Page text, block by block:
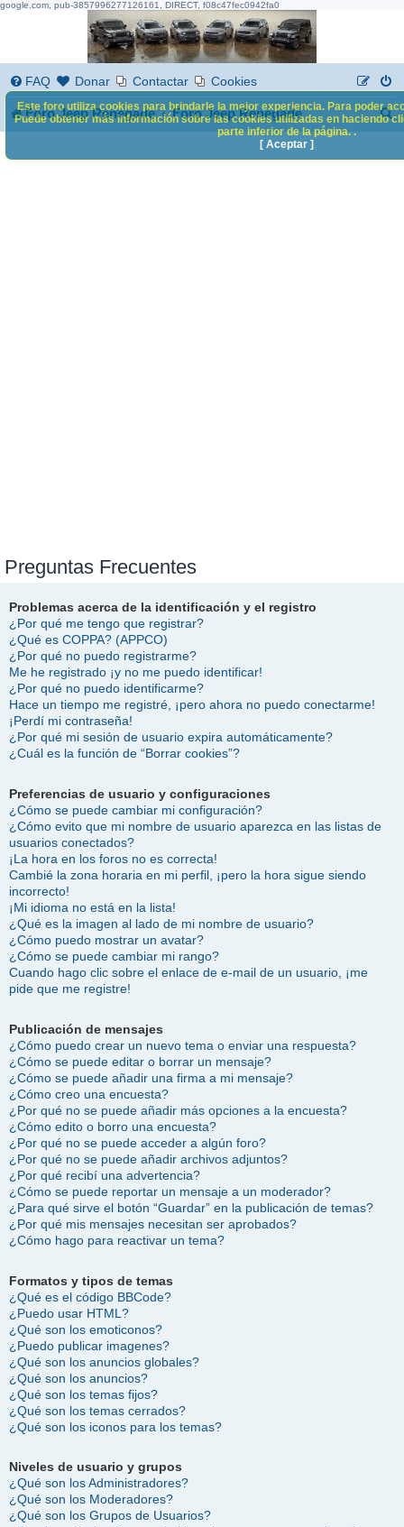
google.com, pub-3857996277126161, DIRECT, f08c47fec0942fa0
FAQ Donar Contactar Cookies
Foro Jeep Renegade Foro Jeep Renegade
B
s
Preguntas Frecuentes
Problemas acerca de la identificación y el registro
¿Por qué me tengo que registrar?
¿Qué es COPPA? (APPCO)
¿Por qué no puedo registrarme?
Me he registrado ¡y no me puedo identificar!
¿Por qué no puedo identificarme?
Hace un tiempo me registré, ¡pero ahora no puedo conectarme!
¡Perdí mi contraseña!
¿Por qué mi sesión de usuario expira automáticamente?
¿Cuál es la función de “Borrar cookies”?
Preferencias de usuario y configuraciones
¿Cómo se puede cambiar mi configuración?
¿Cómo evito que mi nombre de usuario aparezca en las listas de
usuarios conectados?
¡La hora en los foros no es correcta!
Cambié la zona horaria en mi perfil, ¡pero la hora sigue siendo
incorrecto!
¡Mi idioma no está en la lista!
¿Qué es la imagen al lado de mi nombre de usuario?
¿Cómo puedo mostrar un avatar?
¿Cómo se puede cambiar mi rango?
Cuando hago clic sobre el enlace de e-mail de un usuario, ¡me
pide que me registre!
Publicación de mensajes
¿Cómo puedo crear un nuevo tema o enviar una respuesta?
¿Cómo se puede editar o borrar un mensaje?
¿Cómo se puede añadir una firma a mi mensaje?
¿Cómo creo una encuesta?
¿Por qué no se puede añadir más opciones a la encuesta?
¿Cómo edito o borro una encuesta?
¿Por qué no se puede acceder a algún foro?
¿Por qué no se puede añadir archivos adjuntos?
¿Por qué recibí una advertencia?
¿Cómo se puede reportar un mensaje a un moderador?
¿Para qué sirve el botón “Guardar” en la publicación de temas?
¿Por qué mis mensajes necesitan ser aprobados?
¿Cómo hago para reactivar un tema?
Formatos y tipos de temas
¿Qué es el código BBCode?
¿Puedo usar HTML?
¿Qué son los emoticonos?
¿Puedo publicar imagenes?
¿Qué son los anuncios globales?
¿Qué son los anuncios?
¿Qué son los temas fijos?
¿Qué son los temas cerrados?
¿Qué son los iconos para los temas?
Niveles de usuario y grupos
¿Qué son los Administradores?
¿Qué son los Moderadores?
¿Qué son los Grupos de Usuarios?
Este foro utiliza cookies para brindarle la mejor experiencia. Para poder
Puede obtener más información sobre las cookies utilizadas en haciendo
parte inferior de la página. .
[ Aceptar ]